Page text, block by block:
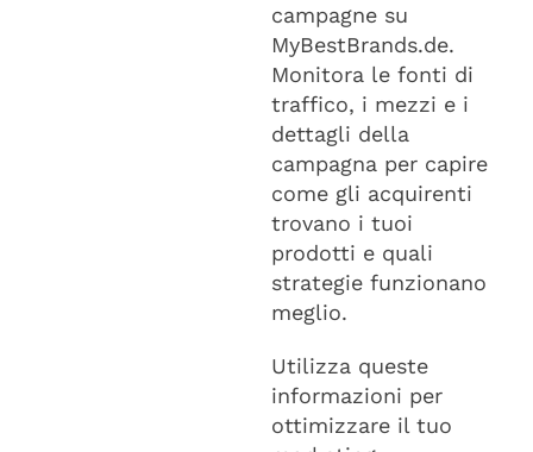
campagne su
MyBestBrands.de.
Monitora le fonti di
traffico, i mezzi e i
dettagli della
campagna per capire
come gli acquirenti
trovano i tuoi
prodotti e quali
strategie funzionano
meglio.
Utilizza queste
informazioni per
ottimizzare il tuo